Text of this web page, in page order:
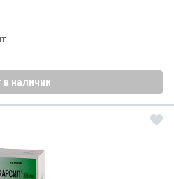
в наличии